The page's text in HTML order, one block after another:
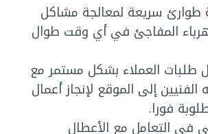
طوارئ سريعة لمعالجة مشاكل
المفاجئ في أي وقت طوال
طلبات العملاء بشكل مستمر مع
إلى الموقع لإنجاز أعمال
فورا.
في التعامل مع الأعطال